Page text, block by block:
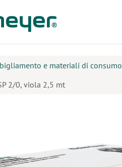
e materiali di consumo
2/0, viola 2,5 mt